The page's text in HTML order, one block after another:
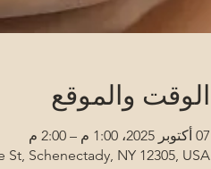
الوقت والموقع
07 أكتوبر 2025، 1:00 م – 2:00 م
St, Schenectady, NY 12305, USA